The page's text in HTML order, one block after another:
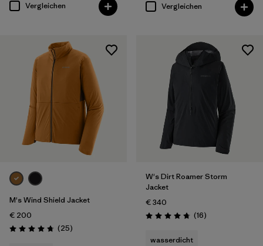
Vergleichen
Vergleichen
M's Wind Shield Jacket
€ 200
Bewertung: 4.7 / 5
(25Rezensionen
)
W's Dirt Roamer Storm
Jacket
€ 340
Bewertung: 4.8 / 5
(16Rezensionen
)
wasserdicht